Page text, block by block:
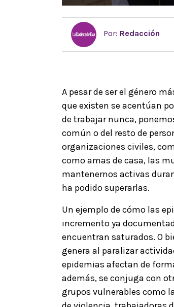
Por: Redacción
A pesar de ser el género
que existen se acentúan
de trabajar nunca,
común o del resto de
organizaciones civiles,
como amas de casa, las
mantenernos activas
ha podido superarlas.
Un ejemplo de cómo las
incremento ya
encuentran saturados. O
genera al paralizar
epidemias afectan de
además, se conjuga con
grupos vulnerables como